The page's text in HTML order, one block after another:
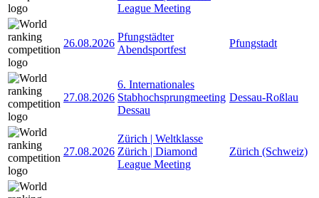
League Meeting
26.08.2026
Pfungstädter
Abendsportfest
Pfungstadt
27.08.2026
6. Internationales
Stabhochsprungmeeting
Dessau
Dessau-Roßlau
27.08.2026
Zürich | Weltklasse
Zürich | Diamond
League Meeting
Zürich (Schweiz)